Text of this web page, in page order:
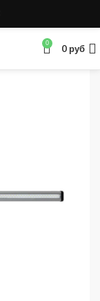
0 0руб